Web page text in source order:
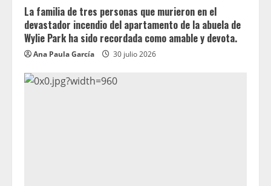
La familia de tres personas que murieron en el
devastador incendio del apartamento de la abuela de
Wylie Park ha sido recordada como amable y devota.
Ana Paula García 30 julio 2026